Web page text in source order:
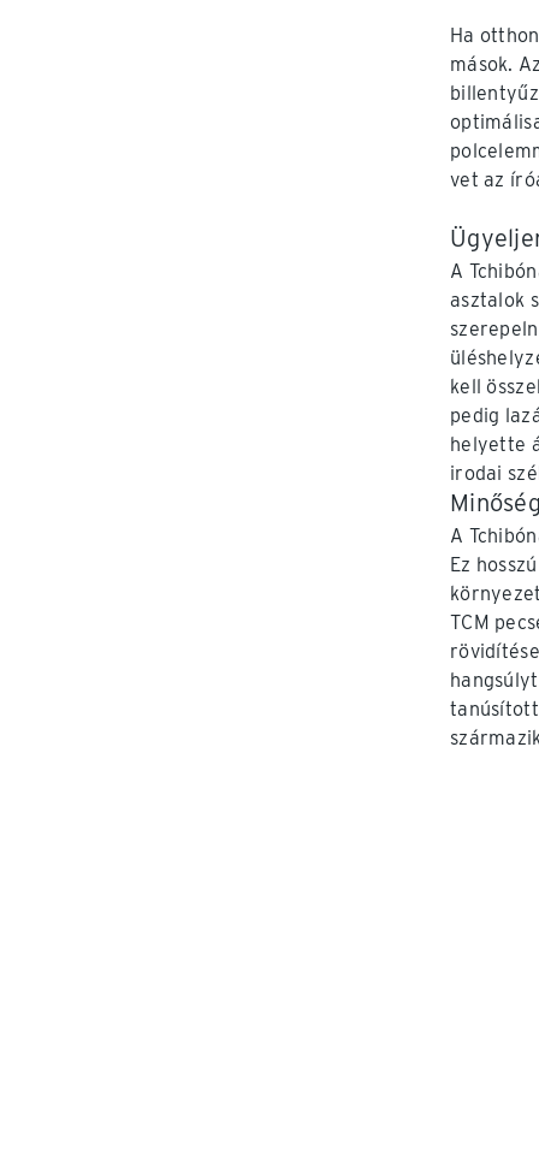
Ha
mások.
vet az
A
asztalok
kell
pedig
helyette
irodai
A
Ez
TCM